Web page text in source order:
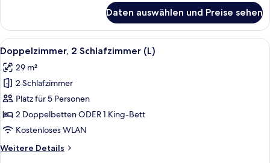
anzeigen
Meerseite
(Swim-
Up
U
18+)
Daten auswählen und Preise sehen
Alle
Fotos
für
Doppelzimmer,
2 Schlafzimmer
(L)
anzeigen
Ein Hotelzimmer mit zwei Betten,
6
Doppelzimmer, 2 Schlafzimmer (L)
29 m²
2 Schlafzimmer
Platz für 5 Personen
2 Doppelbetten ODER 1 King-Bett
Kostenloses WLAN
Weitere Details
Weitere